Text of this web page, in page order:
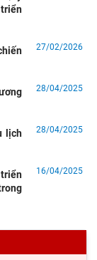
27/02/2026
28/04/2025
lịch
28/04/2025
triển
16/04/2025